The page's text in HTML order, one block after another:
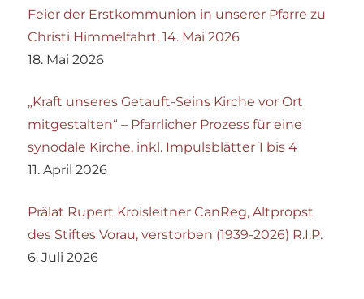
Feier der Erstkommunion in unserer Pfarre zu
Christi Himmelfahrt, 14. Mai 2026
18. Mai 2026
„Kraft unseres Getauft-Seins Kirche vor Ort
mitgestalten“ – Pfarrlicher Prozess für eine
synodale Kirche, inkl. Impulsblätter 1 bis 4
11. April 2026
Prälat Rupert Kroisleitner CanReg, Altpropst
des Stiftes Vorau, verstorben (1939-2026) R.I.P.
6. Juli 2026